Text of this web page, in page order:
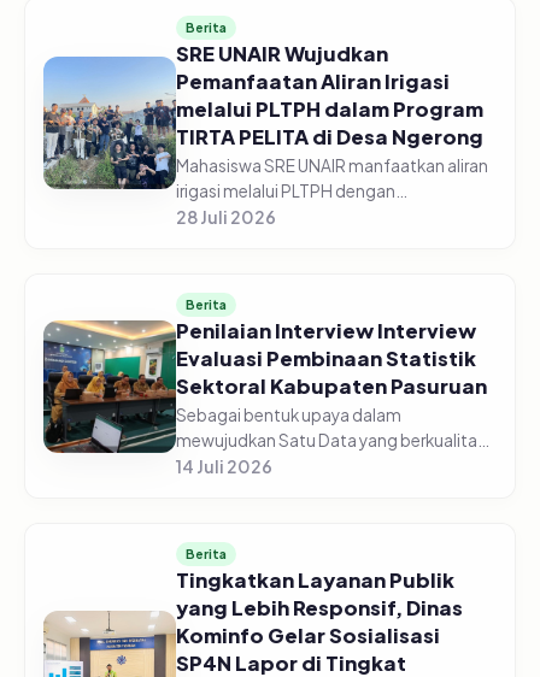
Berita
SRE UNAIR Wujudkan
Pemanfaatan Aliran Irigasi
melalui PLTPH dalam Program
TIRTA PELITA di Desa Ngerong
Mahasiswa SRE UNAIR manfaatkan aliran
irigasi melalui PLTPH dengan
memberdayakan warga Desa Ngerong di
potensi aliran...
28 Juli 2026
Berita
Penilaian Interview Interview
Evaluasi Pembinaan Statistik
Sektoral Kabupaten Pasuruan
Sebagai bentuk upaya dalam
mewujudkan Satu Data yang berkualitas,
Dinas Komunikasi dan Informatika
Statistik Se...
14 Juli 2026
Berita
Tingkatkan Layanan Publik
yang Lebih Responsif, Dinas
Kominfo Gelar Sosialisasi
SP4N Lapor di Tingkat